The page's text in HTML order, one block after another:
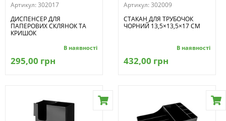
Артикул: 302017
ДИСПЕНСЕР ДЛЯ
ПАПЕРОВИХ СКЛЯНОК ТА
КРИШОК
В наявності
295,00 грн
Артикул: 302009
СТАКАН ДЛЯ ТРУБОЧОК
ЧОРНИЙ 13,5×13,5×17 СМ
В наявності
432,00 грн